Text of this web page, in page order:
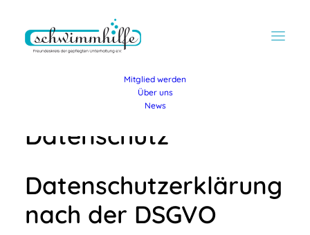
Mitglied werden
Über uns
News
Datenschutz
Datenschutzerklärung
nach der DSGVO